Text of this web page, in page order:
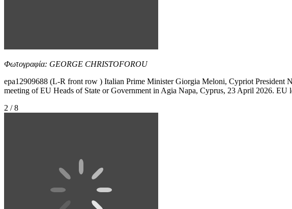
Φωτογραφία: GEORGE CHRISTOFOROU
epa12909688 (L-R front row ) Italian Prime Minister Giorgia Meloni, Cypriot President
meeting of EU Heads of State or Government in Agia Napa, Cyprus, 23 April 2026. EU
2 / 8